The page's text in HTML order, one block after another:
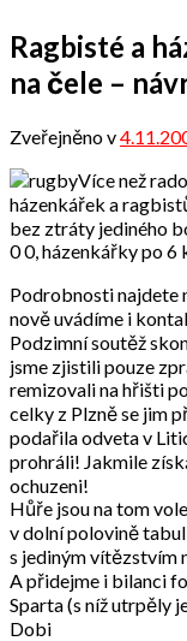
Ragbisté a
na čele –
Zveřejněno v
Více než
házenkářek a
bez ztráty jediného
0 0, házenkářky po 6
Podrobnosti najdete
nově uvádíme i
Podzimní soutěž
jsme zjistili pouze
remizovali na hřišti
celky z Plzně se jim
podařila odveta v
prohráli! Jakmile
ochuzeni!
Hůře jsou na tom
v dolní polovině
s jediným vítězstvím
A přidejme i bilanci
Sparta (s níž utrpěly
Dobi